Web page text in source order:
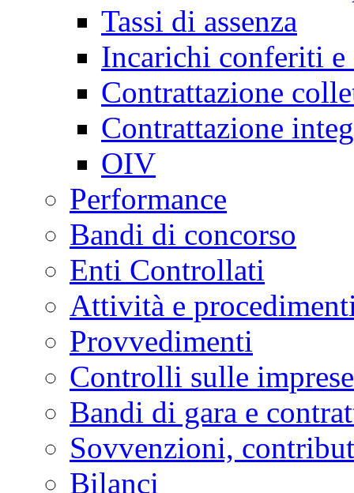
Tassi di assenza
Incarichi conferiti
Contrattazione
Contrattazione
OIV
Performance
Bandi di concorso
Enti Controllati
Attività e
Provvedimenti
Controlli sulle imprese
Bandi di gara e
Sovvenzioni,
Bilanci